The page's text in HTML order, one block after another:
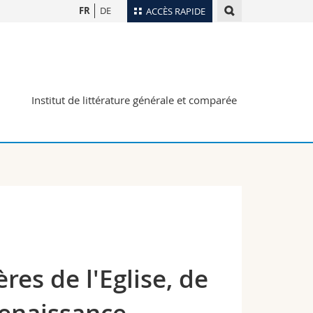
ACCÈS RAPIDE
Webmail
FR DE
Institut de littérature générale et comparée
de l'Eglise, de